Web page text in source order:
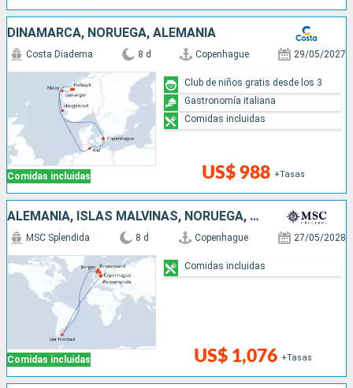
DINAMARCA, NORUEGA, ALEMANIA
Comidas incluidas
Costa Diadema 8 d Copenhague 29/05/2027
US$ 988 +Tasas
Club de niños gratis desde los 3
Gastronomía italiana
Comidas incluidas
ALEMANIA, ISLAS MALVINAS, NORUEGA, DINAMARCA
Comidas incluidas
MSC Splendida 8 d Copenhague 27/05/2028
US$ 1,076 +Tasas
Comidas incluidas